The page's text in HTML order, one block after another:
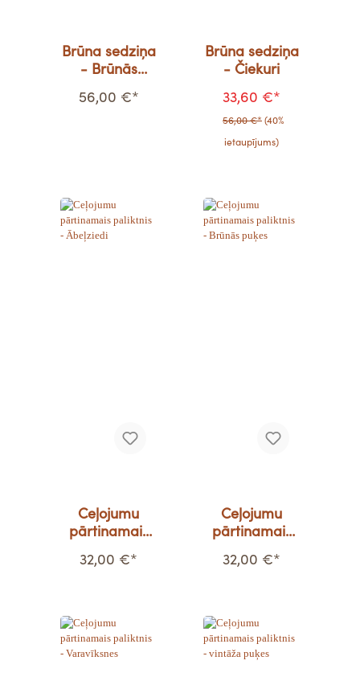
Brūna sedziņa
- Brūnās
56,00 €*
Brūna sedziņa
- Čiekuri
33,60 €*
56,00 €* (40%
ietaupījums)
Ceļojumu
pārtinamais
Ābeļziedi
32,00 €*
Ceļojumu
pārtinamais
Brūnās puķes
32,00 €*